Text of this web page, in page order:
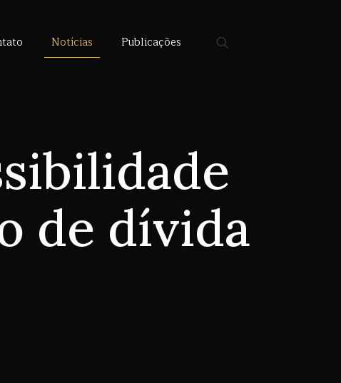
Notícias Publicações
de dívida